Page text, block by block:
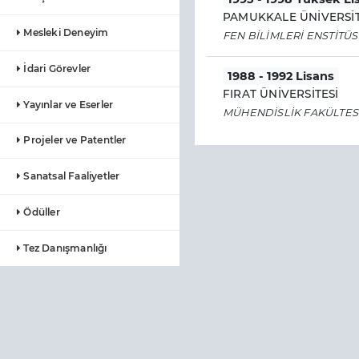
Mesleki Deneyim
İdari Görevler
Yayınlar ve Eserler
Projeler ve Patentler
Sanatsal Faaliyetler
Ödüller
Tez Danışmanlığı
PAMUKKALE
FEN BİLİMLERİ
1988 - 1992 Lisans
FIRAT ÜNİVERSİTESİ
MÜHENDİSLİK